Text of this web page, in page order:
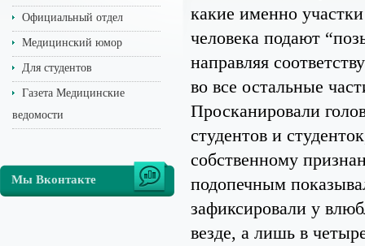
Официальный отдел
Медицинский юмор
Для студентов
Газета Медицинские
ведомости
Мы Вконтакте
какие именно
человека подают
направляя
во все остальные
Просканировали
студентов и
собственному
подопечным
зафиксировали у
везде, а лишь в